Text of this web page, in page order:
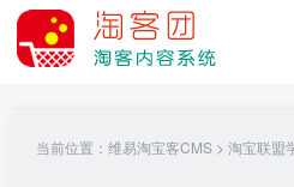
当前位置： 维易淘宝客CMS > 淘宝联盟